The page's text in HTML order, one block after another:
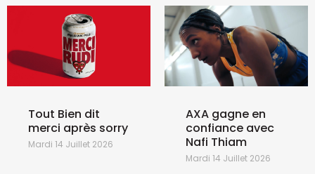
Tout Bien dit
merci après sorry
Mardi 14 Juillet 2026
AXA gagne en
confiance avec
Nafi Thiam
Mardi 14 Juillet 2026